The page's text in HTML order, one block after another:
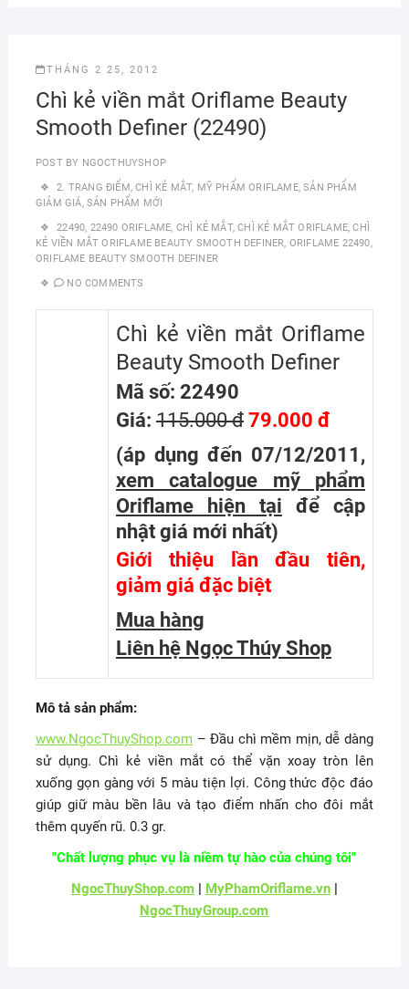
THÁNG 2 25, 2012
Chì kẻ viền mắt Oriflame Beauty
Smooth Definer (22490)
POST BY NGOCTHUYSHOP
2. TRANG ĐIỂM,CHÌ KẺ MẮT, MỸ PHẨM ORIFLAME,SẢN PHẨM
GIẢM GIÁ, SẢN PHẨM MỚI
22490, 22490 ORIFLAME, CHÌ KẺ MẮT,CHÌ KẺ MẮT ORIFLAME,CHÌ
KẺ VIỀN MẮT ORIFLAME BEAUTY SMOOTH DEFINER, ORIFLAME 22490,
ORIFLAME BEAUTY SMOOTH DEFINER
NO COMMENTS
Chì kẻ viền mắt Oriflame
Beauty Smooth Definer
Mã số: 22490
Giá: 115.000 đ79.000 đ
(áp dụng đến 07/12/2011,
xem catalogue mỹ phẩm
Oriflame hiện tại
để cập
nhật giá mới nhất)
Giới thiệu lần đầu tiên,
giảm giá đặc biệt
Mua hàng
Liên hệ Ngọc Thúy Shop
Mô tả sản phẩm:
www.NgocThuyShop.com– Đầu chì mềm mịn, dễ dàng
sử dụng. Chì kẻ viền mắt có thể vặn xoay tròn lên
xuống gọn gàng với 5 màu tiện lợi. Công thức độc đáo
giúp giữ màu bền lâu và tạo điểm nhấn cho đôi mắt
thêm quyến rũ. 0.3 gr.
"Chất lượng phục vụ là niềm tự hào của chúng tôi"
NgocThuyShop.com| MyPhamOriflame.vn|
NgocThuyGroup.com